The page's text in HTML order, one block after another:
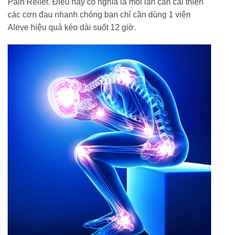
các cơn đau nhanh chóng bạn chỉ cần dùng 1 viên
Aleve hiệu quả kéo dài suốt 12 giờ.